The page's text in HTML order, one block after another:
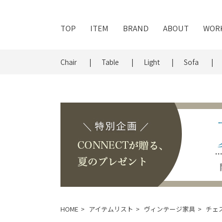
TOP ITEM BRAND ABOUT
Chair Table Light Sofa
HOME アイテムリスト ヴィンテージ家具 チェ